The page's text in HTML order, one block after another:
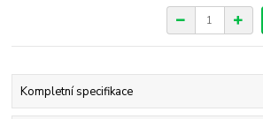
Kompletní specifikace